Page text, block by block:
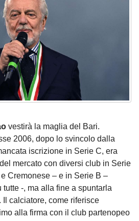
vestirà la maglia del Bari.
2006, dopo lo svincolo dalla
iscrizione in Serie C, era
mercato con diversi club in Serie
Cremonese – e in Serie B –
-, ma alla fine a spuntarla
calciatore, come riferisce
alla firma con il club partenopeo